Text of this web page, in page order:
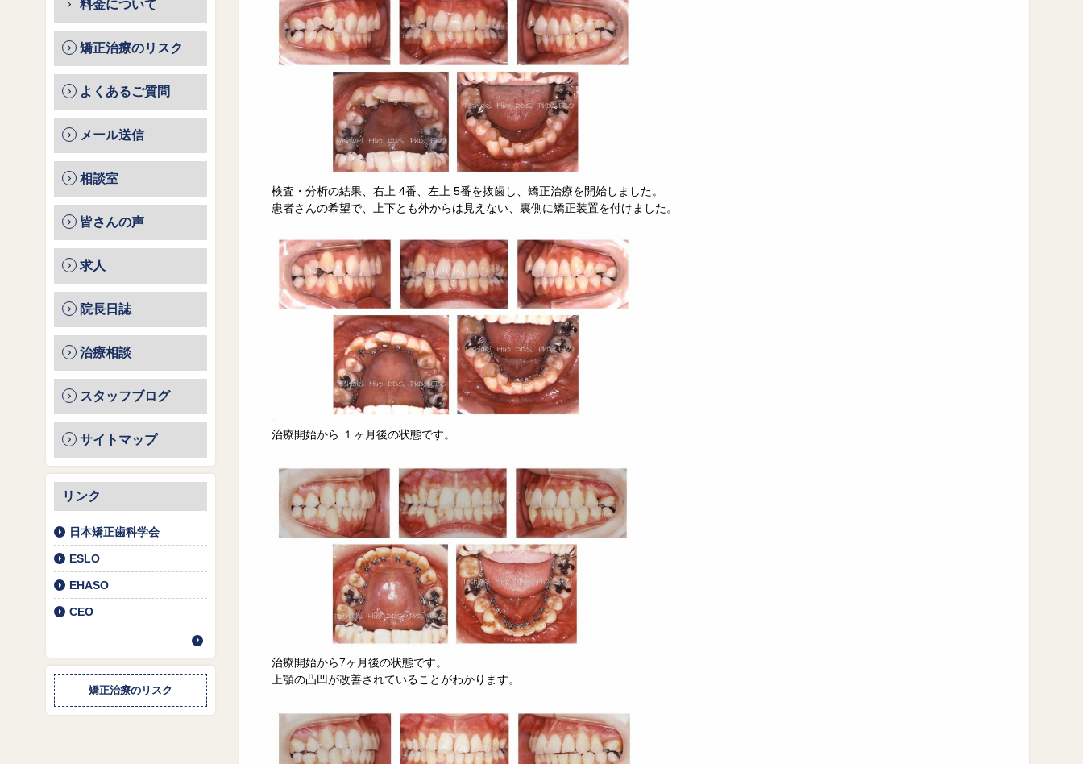
料金について
矯正治療のリスク
よくあるご質問
メール送信
相談室
皆さんの声
求人
院長日誌
治療相談
スタッフブログ
サイトマップ
リンク
日本矯正歯科学会
ESLO
EHASO
CEO
矯正治療のリスク
検査・分析の結果、右上 4番、左上 5番を抜歯し、矯正治療を開始しました。
患者さんの希望で、上下とも外からは見えない、裏側に矯正装置を付けました。
治療開始から １ヶ月後の状態です。
治療開始から7ヶ月後の状態です。
上顎の凸凹が改善されていることがわかります。